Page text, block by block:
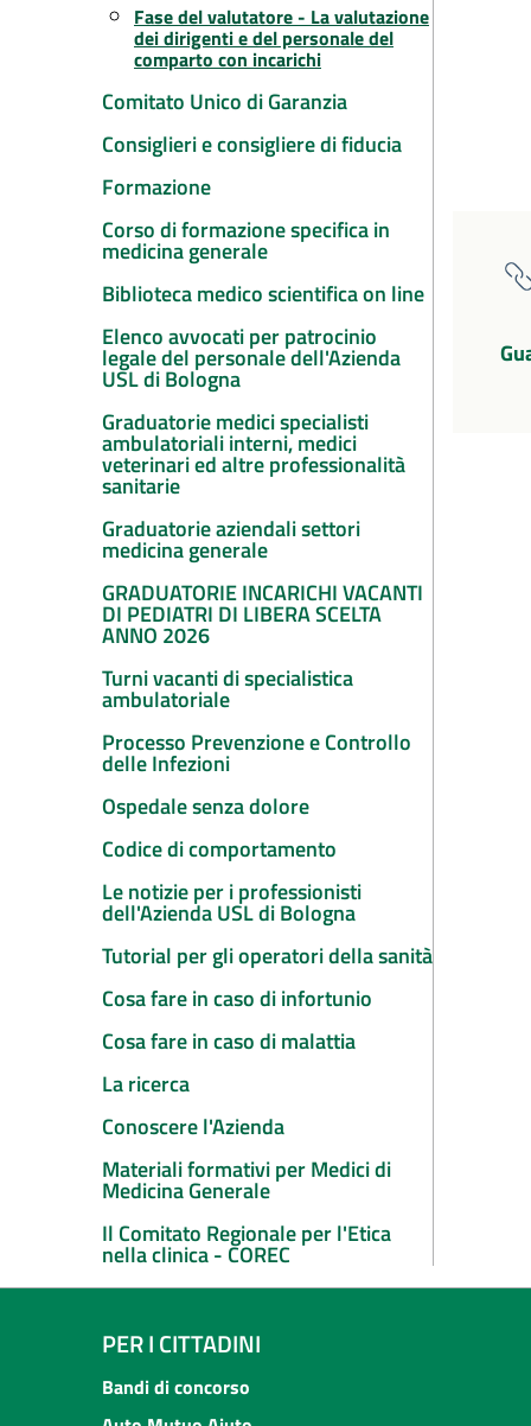
Fase del valutatore - La valutazione
dei dirigenti e del personale del
comparto con incarichi
Comitato Unico di Garanzia
Consiglieri e consigliere di fiducia
Formazione
Corso di formazione specifica in
medicina generale
Biblioteca medico scientifica on line
Elenco avvocati per patrocinio
legale del personale dell'Azienda
USL di Bologna
Graduatorie medici specialisti
ambulatoriali interni, medici
veterinari ed altre professionalità
sanitarie
Graduatorie aziendali settori
medicina generale
GRADUATORIE INCARICHI VACANTI
DI PEDIATRI DI LIBERA SCELTA
ANNO 2026
Turni vacanti di specialistica
ambulatoriale
Processo Prevenzione e Controllo
delle Infezioni
Ospedale senza dolore
Codice di comportamento
Le notizie per i professionisti
dell'Azienda USL di Bologna
Tutorial per gli operatori della sanità
Cosa fare in caso di infortunio
Cosa fare in caso di malattia
La ricerca
Conoscere l'Azienda
Materiali formativi per Medici di
Medicina Generale
Il Comitato Regionale per l'Etica
nella clinica - COREC
PER I CITTADINI
Bandi di concorso